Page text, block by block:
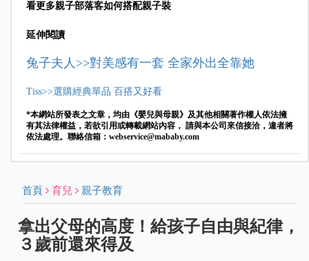
看更多親子部落客如何搭配親子裝
延伸閱讀
兔子夫人>>對美感有一套 全家外出全靠她
Tiss>>選購經典單品 百搭又好看
*本網站所發表之文章，均由《嬰兒與母親》及其他相關著作權人依法擁
有其法律權益，若欲引用或轉載網站內容， 請與本公司來信接洽，違者將
依法處理。聯絡信箱： webservice@mababy.com
首頁 育兒 親子教育
拿出父母的高度！給孩子自由與紀律，
３歲前還來得及